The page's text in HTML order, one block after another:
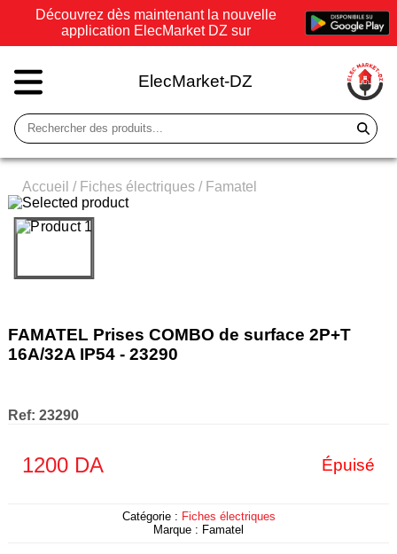
Découvrez dès maintenant la nouvelle
application ElecMarket DZ sur
ElecMarket-DZ
Accueil / Fiches électriques/ Famatel
FAMATEL Prises COMBO de surface 2P+T
16A/32A IP54 - 23290
Ref: 23290
1200DA Épuisé
Catégorie : Fiches électriques
Marque : Famatel